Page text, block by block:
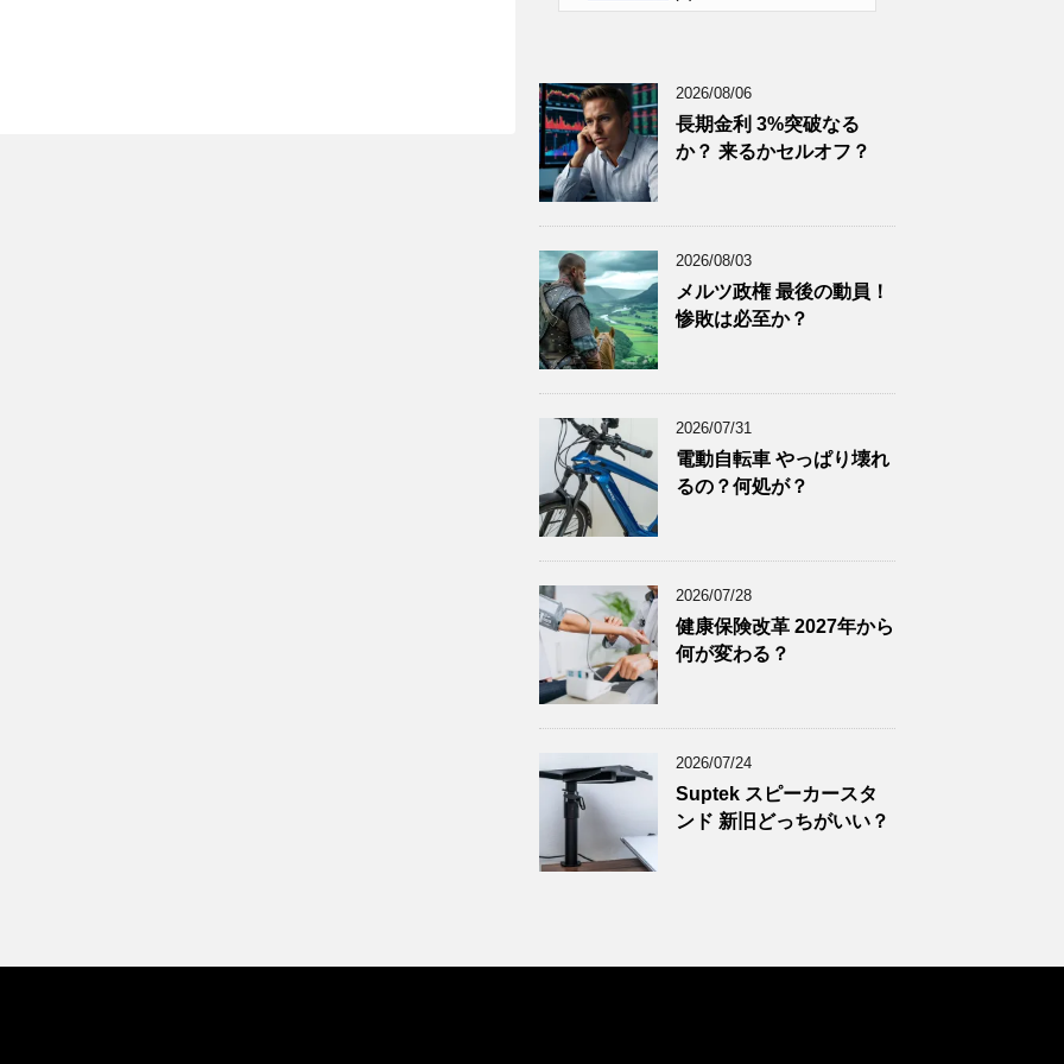
2025年11月(12)
2025年10月 (10)
2025年9月
2025年7月
2025年6月
(9)
2025年5月
(8)
2025年4月
2025年3月(9)
2025年2月
(8)
2025年1月
(8)
2024年12月
2024年9月
(9)
2024年8月
(9)
2024年7月
2024年6月(7)
2024年5月
(8)
2024年4月
(8)
2024年3月
2024年2月
2026/08/06
長期金利 3%突破なる
か？ 来るかセルオフ？
2026/08/03
メルツ政権 最後の動員！
惨敗は必至か？
2026/07/31
電動自転車 やっぱり壊れ
るの？何処が？
2026/07/28
健康保険改革 2027年から
何が変わる？
2026/07/24
Suptek スピーカースタ
ンド 新旧どっちがいい？